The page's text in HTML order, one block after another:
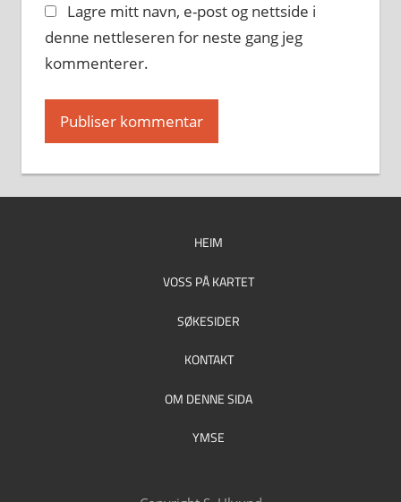
Lagre mitt navn, e-post og nettside i
denne nettleseren for neste gang jeg
kommenterer.
HEIM
VOSS PÅ KARTET
SØKESIDER
KONTAKT
OM DENNE SIDA
YMSE